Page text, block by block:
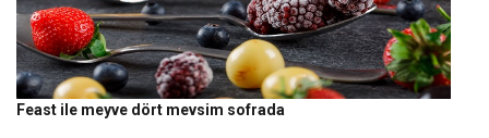
Feast ile meyve dört mevsim sofrada